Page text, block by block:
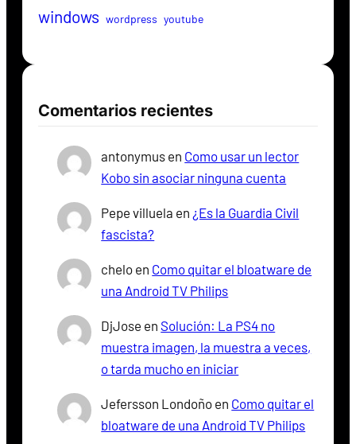
windows wordpress youtube
Comentarios recientes
antonymus en Como usar un lector
Kobo sin asociar ninguna cuenta
Pepe villuela en ¿Es la Guardia Civil
fascista?
chelo en Como quitar el bloatware de
una Android TV Philips
DjJose en Solución: La PS4 no
muestra imagen, la muestra a veces,
o tarda mucho en iniciar
Jefersson Londoño en Como quitar el
bloatware de una Android TV Philips